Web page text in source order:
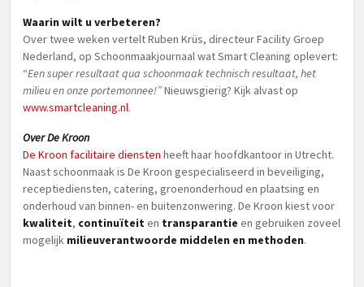
Waarin wilt u verbeteren?
Over twee weken vertelt Ruben Krüs, directeur Facility Groep
Nederland, op Schoonmaakjournaal wat Smart Cleaning oplevert:
“Een super resultaat qua schoonmaak technisch resultaat, het
milieu en onze portemonnee!”Nieuwsgierig? Kijk alvast op
www.smartcleaning.nl.
Over De Kroon
De Kroon facilitaire diensten heeft haar hoofdkantoor in Utrecht. ​
Naast schoonmaak is De Kroon gespecialiseerd in beveiliging,
receptiediensten, catering, groenonderhoud en plaatsing en
onderhoud van binnen- en buitenzonwering. De Kroon kiest voor
kwaliteit, continuïteit en transparantie en gebruiken zoveel
mogelijk milieuverantwoorde middelen en methoden.